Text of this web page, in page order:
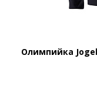
Олимпийка